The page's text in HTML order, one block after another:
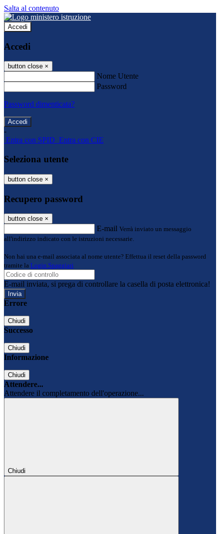
Salta al contenuto
Accedi
Accedi
button close ×
Nome Utente
Password
Password dimenticata?
-
Entra con SPID Entra con CIE
Seleziona utente
button close ×
Recupero password
button close ×
E-mail Verrà inviato un messaggio
all'indirizzo indicato con le istruzioni necessarie.
Non hai una e-mail associata al nome utente? Effettua il reset della password
tramite la Login Spaggiari
E-mail inviata, si prega di controllare la casella di posta elettronica!
Errore
Chiudi
Successo
Chiudi
Informazione
Chiudi
Attendere...
Attendere il completamento dell'operazione...
Chiudi